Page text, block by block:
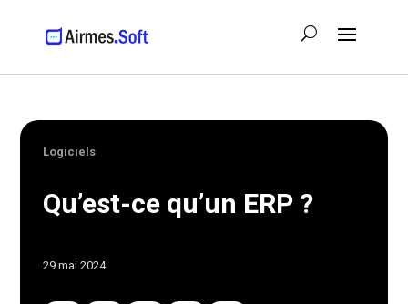
Logiciels
Qu’est-ce qu’un ERP ?
29 mai 2024